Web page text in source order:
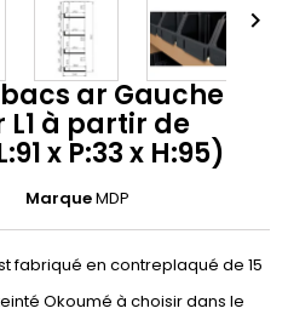

ar Gauche
à partir de
x P:33 x H:95)
MarqueMDP
fabriqué en contreplaqué de 15
Okoumé à choisir dans le